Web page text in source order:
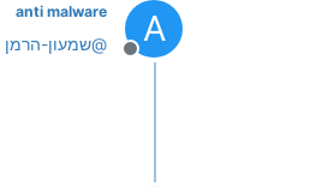
A
מנותק
anti malware
@שמעון-הרמן